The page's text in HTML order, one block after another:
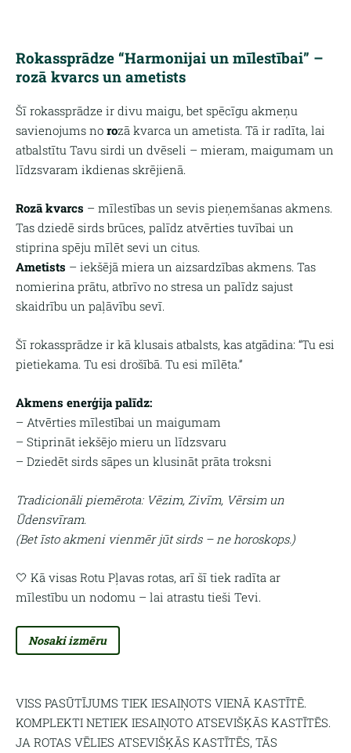
Rokassprādze “Harmonijai un mīlestībai” –
rozā kvarcs un ametists
Šī rokassprādze ir divu maigu, bet spēcīgu akmeņu
savienojums no rozā kvarca un ametista. Tā ir radīta, lai
atbalstītu Tavu sirdi un dvēseli – mieram, maigumam un
līdzsvaram ikdienas skrējienā.
Rozā kvarcs – mīlestības un sevis pieņemšanas akmens.
Tas dziedē sirds brūces, palīdz atvērties tuvībai un
stiprina spēju mīlēt sevi un citus.
Ametists – iekšējā miera un aizsardzības akmens. Tas
nomierina prātu, atbrīvo no stresa un palīdz sajust
skaidrību un paļāvību sevī.
Šī rokassprādze ir kā klusais atbalsts, kas atgādina: “Tu esi
pietiekama. Tu esi drošībā. Tu esi mīlēta.”
Akmens enerģija palīdz:
– Atvērties mīlestībai un maigumam
– Stiprināt iekšējo mieru un līdzsvaru
– Dziedēt sirds sāpes un klusināt prāta troksni
Tradicionāli piemērota: Vēzim, Zivīm, Vērsim un
Ūdensvīram.
(Bet īsto akmeni vienmēr jūt sirds – ne horoskops.)
🤍 Kā visas Rotu Pļavas rotas, arī šī tiek radīta ar
mīlestību un nodomu – lai atrastu tieši Tevi.
Nosaki izmēru
VISS PASŪTĪJUMS TIEK IESAIŅOTS VIENĀ KASTĪTĒ.
KOMPLEKTI NETIEK IESAIŅOTO ATSEVIŠĶĀS KASTĪTĒS.
JA ROTAS VĒLIES ATSEVIŠĶĀS KASTĪTĒS, TĀS